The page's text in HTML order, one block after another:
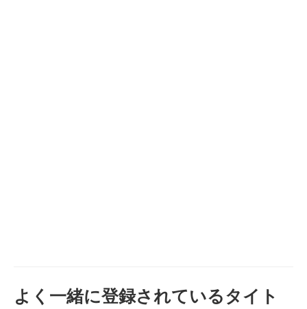
よく一緒に登録されているタイト